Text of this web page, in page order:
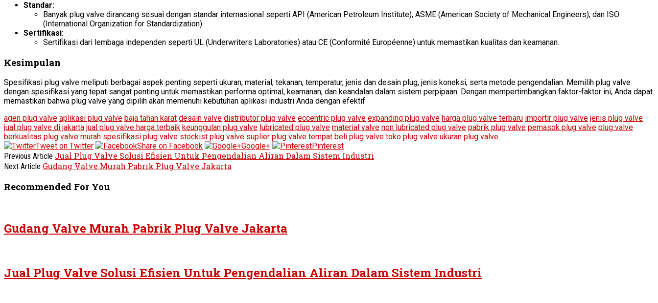
Standar:
Banyak plug valve dirancang sesuai dengan standar internasional seperti API (American Petroleum Institute), ASME (American Society of Mechanical Engineers), dan ISO
(International Organization for Standardization).
Sertifikasi:
Sertifikasi dari lembaga independen seperti UL (Underwriters Laboratories) atau CE (Conformité Européenne) untuk memastikan kualitas dan keamanan.
Kesimpulan
Spesifikasi plug valve meliputi berbagai aspek penting seperti ukuran, material, tekanan, temperatur, jenis dan desain plug, jenis koneksi, serta metode pengendalian. Memilih plug valve
dengan spesifikasi yang tepat sangat penting untuk memastikan performa optimal, keamanan, dan keandalan dalam sistem perpipaan. Dengan mempertimbangkan faktor-faktor ini, Anda dapat
memastikan bahwa plug valve yang dipilih akan memenuhi kebutuhan aplikasi industri Anda dengan efektif
agen plug valve aplikasi plug valve baja tahan karat desain valve distributor plug valve eccentric plug valve expanding plug valve harga plug valve terbaru importir plug valve jenis plug valve
jual plug valve di jakarta jual plug valve harga terbaik keunggulan plug valve lubricated plug valve material valve non lubricated plug valve pabrik plug valve pemasok plug valve plug valve
berkualitas plug valve murah spesifikasi plug valve stockist plug valve suplier plug valve tempat beli plug valve toko plug valve ukuran plug valve
Tweet on Twitter
Share on Facebook Google+
Pinterest
Previous Article Jual Plug Valve Solusi Efisien Untuk Pengendalian Aliran Dalam Sistem Industri
Next Article Gudang Valve Murah Pabrik Plug Valve Jakarta
Recommended For You
Gudang Valve Murah Pabrik Plug Valve Jakarta
Jual Plug Valve Solusi Efisien Untuk Pengendalian Aliran Dalam Sistem Industri